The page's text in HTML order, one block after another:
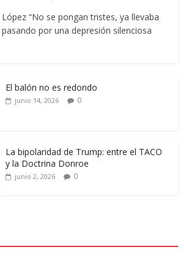
López “No se pongan tristes, ya llevaba
por una depresión silenciosa
El balón no es redondo
junio 14, 2026 0
La bipolaridad de Trump: entre el TACO
y la Doctrina Donroe
junio 2, 2026 0